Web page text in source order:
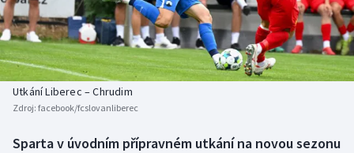
Baseball a softbal
Basketbal
Biatlon
Soutěže
Historické návraty
Aplikace ČT sport
Utkání Liberec – Chrudim
Zdroj: facebook/fcslovanliberec
Sparta v úvodním přípravném utkání na novou sezonu